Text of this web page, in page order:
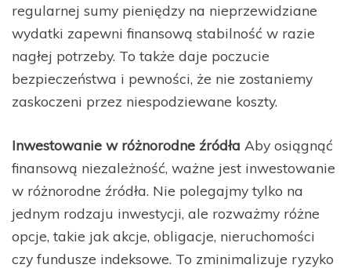
regularnej sumy pieniędzy na nieprzewidziane
wydatki zapewni finansową stabilność w razie
nagłej potrzeby. To także daje poczucie
bezpieczeństwa i pewności, że nie zostaniemy
zaskoczeni przez niespodziewane koszty.
Inwestowanie w różnorodne źródła Aby osiągnąć
finansową niezależność, ważne jest inwestowanie
w różnorodne źródła. Nie polegajmy tylko na
jednym rodzaju inwestycji, ale rozważmy różne
opcje, takie jak akcje, obligacje, nieruchomości
czy fundusze indeksowe. To zminimalizuje ryzyko